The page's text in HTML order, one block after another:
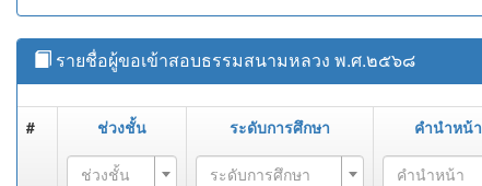
รายชื่อผู้ขอเข้าสอบธรรมสนามหลวง พ.ศ.๒๕๖๘
# ช่วงชั้น ระดับการศึกษา คำนำหน้า
ช่วงชั้น ระดับการศึกษา คำนำหน้า